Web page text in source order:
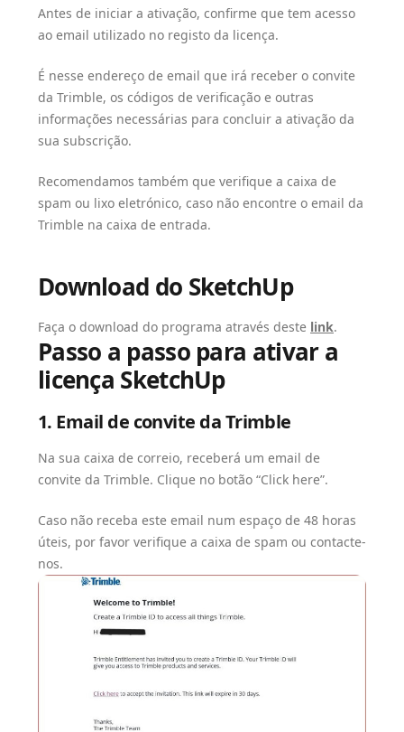
Antes de iniciar a ativação, confirme que tem acesso
ao email utilizado no registo da licença.
É nesse endereço de email que irá receber o convite
da Trimble, os códigos de verificação e outras
informações necessárias para concluir a ativação da
sua subscrição.
Recomendamos também que verifique a caixa de
spam ou lixo eletrónico, caso não encontre o email da
Trimble na caixa de entrada.
Download do SketchUp
Faça o download do programa através deste link.
Passo a passo para ativar a
licença SketchUp
1. Email de convite da Trimble
Na sua caixa de correio, receberá um email de
convite da Trimble. Clique no botão “Click here”.
Caso não receba este email num espaço de 48 horas
úteis, por favor verifique a caixa de spam ou contacte-
nos.